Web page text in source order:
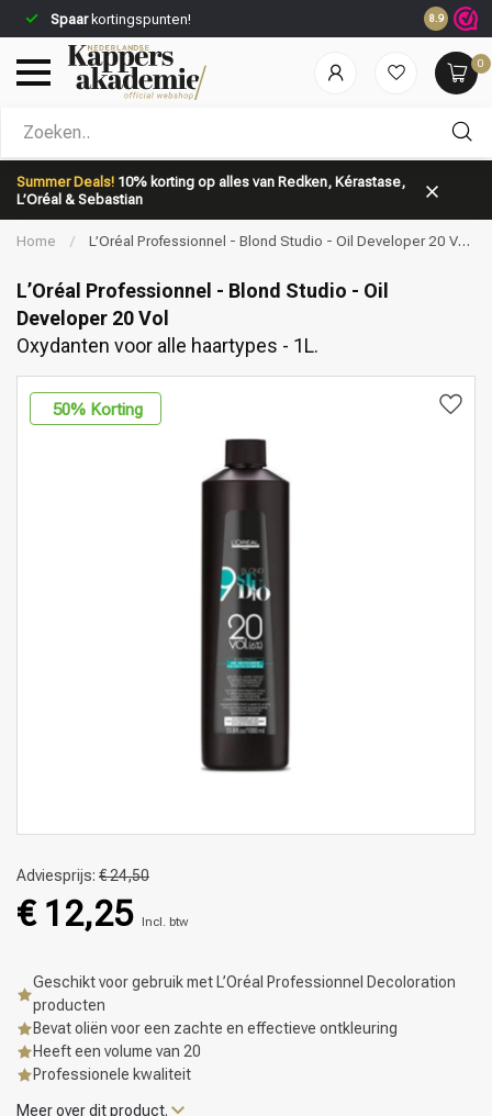
Spaarkortingspunten! 8.9
0
Summer Deals! 10% korting op alles van Redken, Kérastase,
L’Oréal & Sebastian
Welke categorie ben jij naar op zoek?
Merken Haarverzorging
Home /
L’Oréal Professionnel - Blond Studio - Oil Developer 20 Vol
L’Oréal Professionnel - Blond Studio - Oil
Developer 20 Vol
Oxydanten voor alle haartypes - 1L.
50% Korting
Adviesprijs: € 24,50
€ 12,25 Incl. btw
Geschikt voor gebruik met L’Oréal Professionnel Decoloration
producten
Bevat oliën voor een zachte en effectieve ontkleuring
Heeft een volume van 20
Professionele kwaliteit
Meer over dit product.